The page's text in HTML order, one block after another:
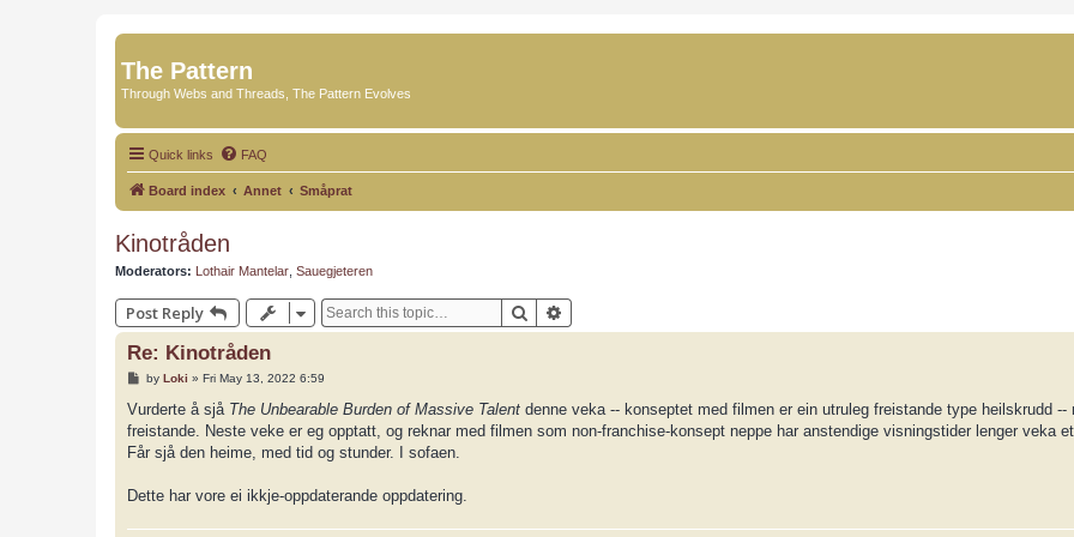
The Pattern
Through Webs and Threads, The Pattern Evolves
Quick links FAQ
Board index Annet Småprat
Kinotråden
Moderators: Lothair Mantelar Sauegjeteren
Post Reply Search
Re: Kinotråden
P
s
by Loki » Fri May 13, 2022 6:59
Vurderte å sjå The Unbearable Burden of Massive Talent denne veka -- konseptet med filmen er ein utruleg freistande type heilskrudd --
freistande. Neste veke er eg opptatt, og reknar med filmen som non-franchise-konsept neppe har anstendige visningstider lenger veka
Får sjå den heime, med tid og stunder. I sofaen.
Dette har vore ei ikkje-oppdaterande oppdatering.